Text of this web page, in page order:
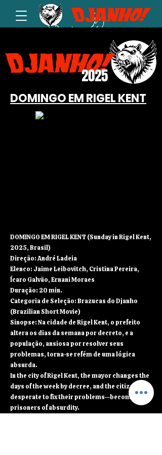
2025
DOMINGO EM RIGEL KENT
DOMINGO EM RIGEL KENT (Sunday in Rigel Kent,
2025, Brasil)
Direção: André Ladeia
Elenco: Jaime Leibovitch, Cristina Pereira,
Ícaro Galvão, Ernani Moraes
Duração: 20 min.
Categoria de Seleção: Brazucas do Djanho
(Brazilian Short Movie)
Sinopse: Na cidade de Rigel Kent, o prefeito
altera os dias da semana por decreto, e a
população, ansiosa por resolver seus
problemas, torna-se refém de uma lógica
absurda.
In the city of Rigel Kent, the mayor changes the
days of the week by decree, and the citizens—
desperate to fix their problems—become
prisoners of absurdity.